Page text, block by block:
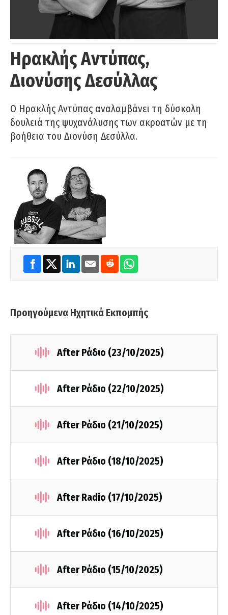
Ηρακλής Αντύπας,
Διονύσης Δεσύλλας
Ο Ηρακλής Αντύπας αναλαμβάνει τη δύσκολη
δουλειά της ψυχανάλυσης των ακροατών με τη
βοήθεια του Διονύση Δεσύλλα.
Προηγούμενα Ηχητικά Εκπομπής
After Ράδιο (23/10/2025)
After Ράδιο (22/10/2025)
After Ράδιο (21/10/2025)
After Ράδιο (18/10/2025)
After Radio (17/10/2025)
After Ράδιο (16/10/2025)
After Ράδιο (15/10/2025)
After Ράδιο (14/10/2025)